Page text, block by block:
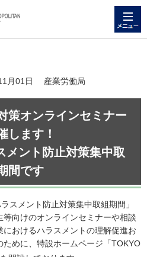
月01日 産業労働局
策オンラインセミナー
します！
メント防止対策集中取
間です
スメント防止対策集中取組期間」
向けのオンラインセミナーや相談
おけるハラスメントの理解促進お
めに、特設ホームページ「TOKYO